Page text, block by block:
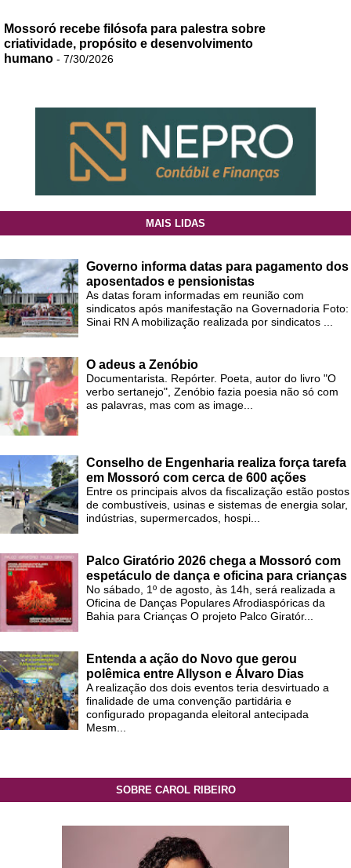
Mossoró recebe filósofa para palestra sobre
criatividade, propósito e desenvolvimento
humano - 7/30/2026
MAIS LIDAS
Governo informa datas para pagamento dos
aposentados e pensionistas
As datas foram informadas em reunião com
sindicatos após manifestação na Governadoria Foto:
Sinai RN A mobilização realizada por sindicatos ...
O adeus a Zenóbio
Documentarista. Repórter. Poeta, autor do livro "O
verbo sertanejo", Zenóbio fazia poesia não só com
as palavras, mas com as image...
Conselho de Engenharia realiza força tarefa
em Mossoró com cerca de 600 ações
Entre os principais alvos da fiscalização estão postos
de combustíveis, usinas e sistemas de energia solar,
indústrias, supermercados, hospi...
Palco Giratório 2026 chega a Mossoró com
espetáculo de dança e oficina para crianças
No sábado, 1º de agosto, às 14h, será realizada a
Oficina de Danças Populares Afrodiaspóricas da
Bahia para Crianças O projeto Palco Giratór...
Entenda a ação do Novo que gerou
polêmica entre Allyson e Álvaro Dias
A realização dos dois eventos teria desvirtuado a
finalidade de uma convenção partidária e
configurado propaganda eleitoral antecipada
Mesm...
SOBRE CAROL RIBEIRO